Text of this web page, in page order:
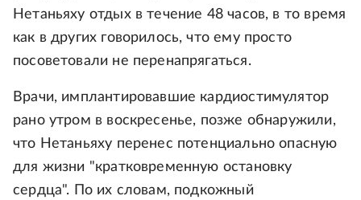
Нетаньяху отдых в течение 48 часов, в то время
как в других говорилось, что ему просто
посоветовали не перенапрягаться.
Врачи, имплантировавшие кардиостимулятор
рано утром в воскресенье, позже обнаружили,
что Нетаньяху перенес потенциально опасную
для жизни "кратковременную остановку
сердца". По их словам, подкожный